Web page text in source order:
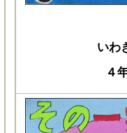
いわ
４